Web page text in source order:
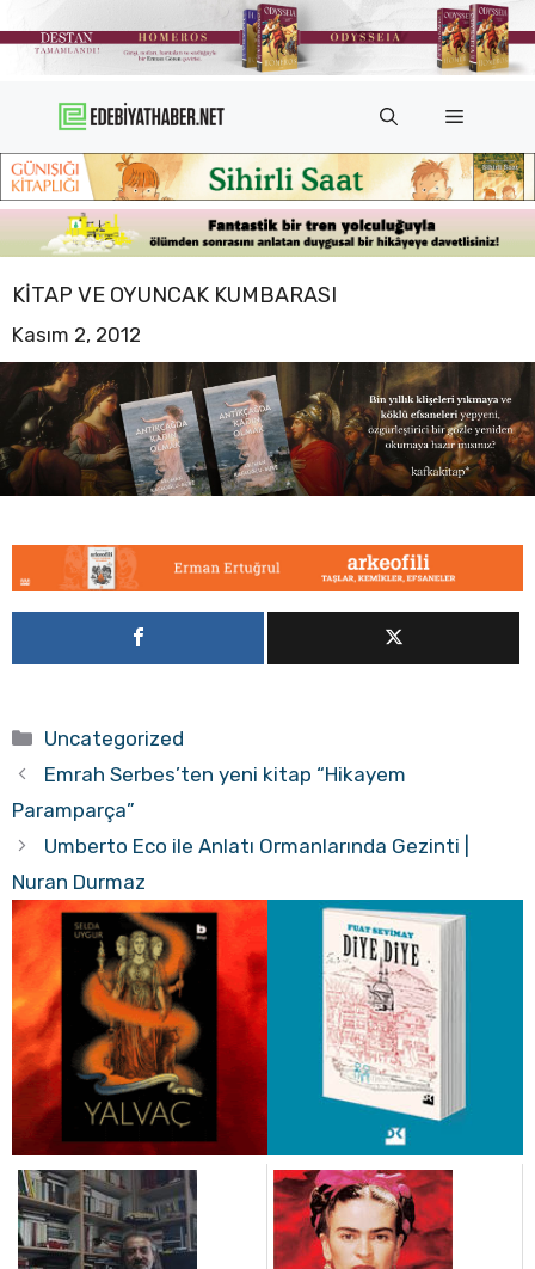
atla
Menü
KITAP VE OYUNCAK KUMBARASI
Kasım 2, 2012
Kategoriler
Uncategorized
Emrah Serbes’ten yeni kitap “Hikayem
Paramparça”
Umberto Eco ile Anlatı Ormanlarında Gezinti |
Nuran Durmaz